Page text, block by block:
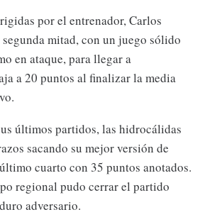
por el entrenador, Carlos
mitad, con un juego sólido
en ataque, para llegar a
a 20 puntos al finalizar la media
últimos partidos, las hidrocálidas
sacando su mejor versión de
cuarto con 35 puntos anotados.
regional pudo cerrar el partido
adversario.